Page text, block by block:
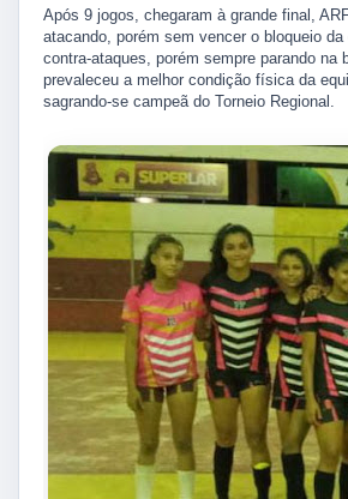
Após 9 jogos, chegaram à grande final,
atacando, porém sem vencer o bloqueio
contra-ataques, porém sempre parando
prevaleceu a melhor condição física da
sagrando-se campeã do Torneio Regional.